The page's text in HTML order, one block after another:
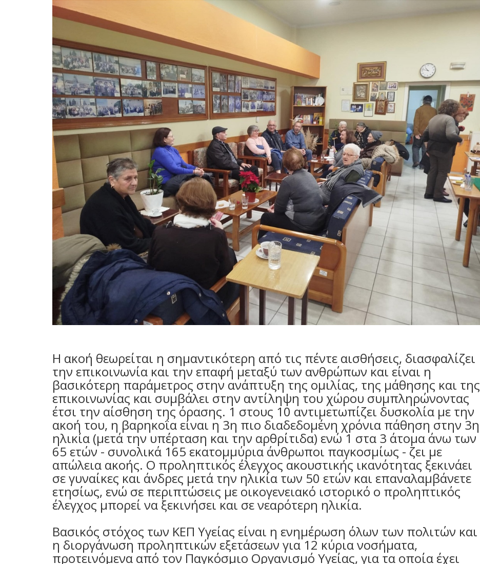
Η ακοή θεωρείται η σημαντικότερη από τις πέντε αισθήσεις, διασφαλίζει
την επικοινωνία και την επαφή μεταξύ των ανθρώπων και είναι η
βασικότερη παράμετρος στην ανάπτυξη της ομιλίας, της μάθησης και της
επικοινωνίας και συμβάλει στην αντίληψη του χώρου συμπληρώνοντας
έτσι την αίσθηση της όρασης. 1 στους 10 αντιμετωπίζει δυσκολία με την
ακοή του, η βαρηκοΐα είναι η 3η πιο διαδεδομένη χρόνια πάθηση στην 3η
ηλικία (μετά την υπέρταση και την αρθρίτιδα) ενώ 1 στα 3 άτομα άνω των
65 ετών - συνολικά 165 εκατομμύρια άνθρωποι παγκοσμίως - ζει με
απώλεια ακοής. Ο προληπτικός έλεγχος ακουστικής ικανότητας ξεκινάει
σε γυναίκες και άνδρες μετά την ηλικία των 50 ετών και επαναλαμβάνετε
ετησίως, ενώ σε περιπτώσεις με οικογενειακό ιστορικό ο προληπτικός
έλεγχος μπορεί να ξεκινήσει και σε νεαρότερη ηλικία.
Βασικός στόχος των ΚΕΠ Υγείας είναι η ενημέρωση όλων των πολιτών και
η διοργάνωση προληπτικών εξετάσεων για 12 κύρια νοσήματα,
προτεινόμενα από τον Παγκόσμιο Οργανισμό Υγείας, για τα οποία έχει